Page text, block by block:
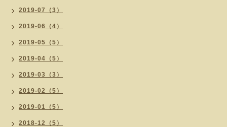
2019-07（3）
2019-06（4）
2019-05（5）
2019-04（5）
2019-03（3）
2019-02（5）
2019-01（5）
2018-12（5）